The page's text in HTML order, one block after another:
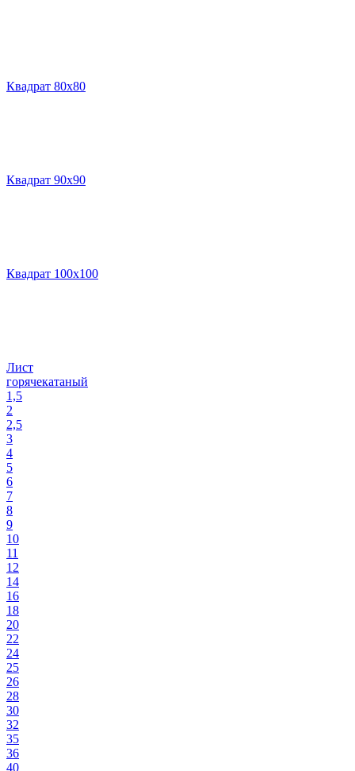
Квадрат 80х80
Квадрат 90х90
Квадрат 100х100
Лист
горячекатаный
1,5
2
2,5
3
4
5
6
7
8
9
10
11
12
14
16
18
20
22
24
25
26
28
30
32
35
36
40